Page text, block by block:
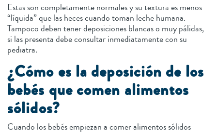
Estas son completamente normales y su textura es menos
“líquida” que las heces cuando toman leche humana.
Tampoco deben tener deposiciones blancas o muy pálidas,
si las presenta debe consultar inmediatamente con su
pediatra.
¿Cómo es la deposición de los
bebés que comen alimentos
sólidos?
Cuando los bebés empiezan a comer alimentos sólidos